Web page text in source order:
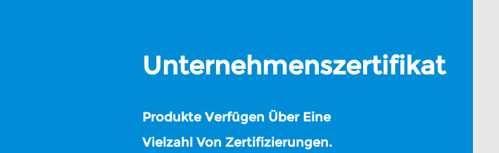
Unternehmenszertifikat
Produkte Verfügen Über Eine
Vielzahl Von Zertifizierungen.